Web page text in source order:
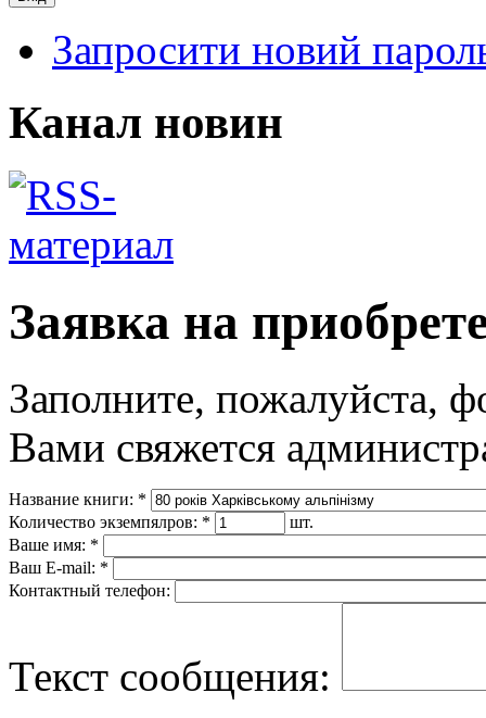
Запросити новий
Канал новин
Заявка на
Заполните, пожалуйста,
Вами свяжется
Название книги: *
Количество экземпялров: *
шт.
Ваше имя: *
Ваш E-mail: *
Контактный телефон:
Текст сообщения: